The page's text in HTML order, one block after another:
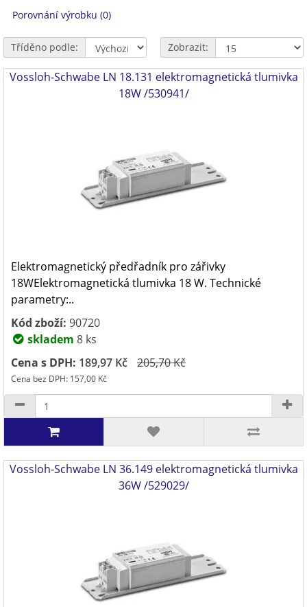
Porovnání výrobku (0)
Tříděno podle: Zobrazit:
Vossloh-Schwabe LN 18.131 elektromagnetická tlumivka
18W /530941/
Elektromagnetický předřadník pro zářivky
18WElektromagnetická tlumivka 18 W. Technické
parametry:..
Kód zboží: 90720
skladem 8 ks
Cena s DPH: 189,97 Kč 205,70 Kč
Cena bez DPH: 157,00 Kč
Vossloh-Schwabe LN 36.149 elektromagnetická tlumivka
36W /529029/